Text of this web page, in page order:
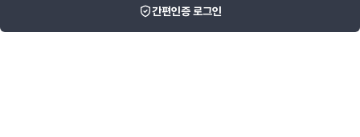
간편인증 로그인